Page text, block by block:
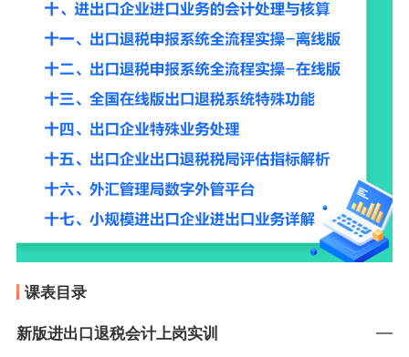
课表目录
新版进出口退税会计上岗实训